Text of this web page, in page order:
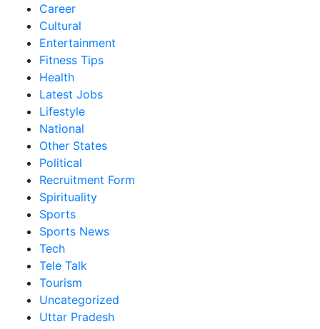
Career
Cultural
Entertainment
Fitness Tips
Health
Latest Jobs
Lifestyle
National
Other States
Political
Recruitment Form
Spirituality
Sports
Sports News
Tech
Tele Talk
Tourism
Uncategorized
Uttar Pradesh